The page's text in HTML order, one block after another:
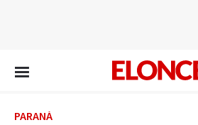
PARANÁ